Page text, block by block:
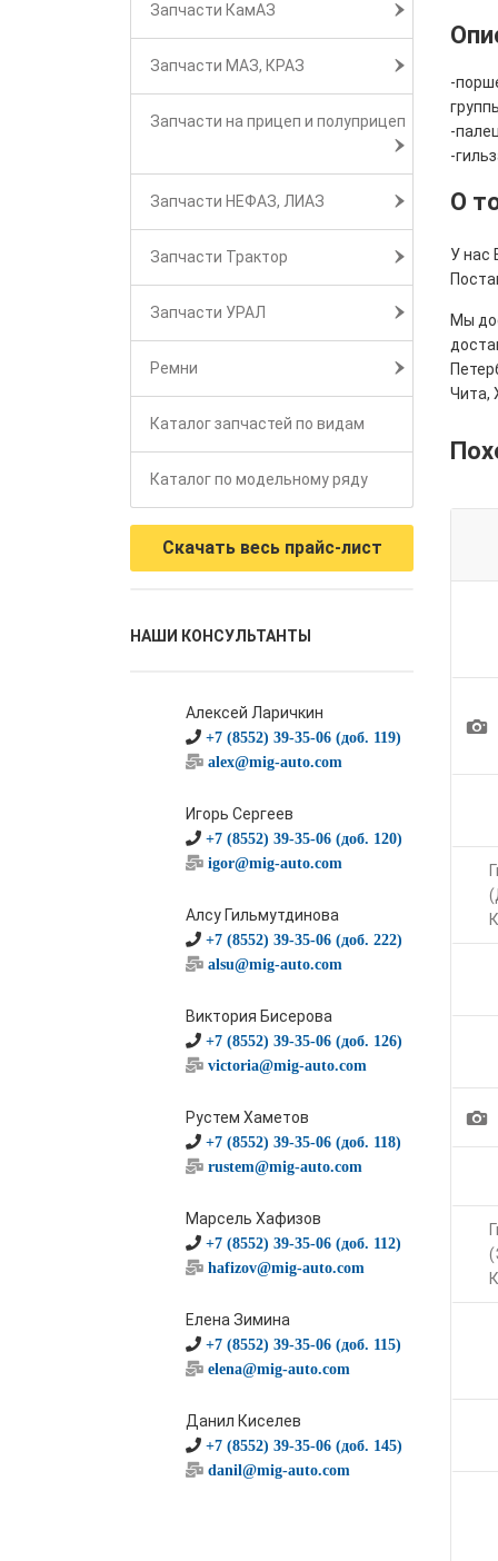
Запчасти КамАЗ
Запчасти МАЗ, КРАЗ
Запчасти на прицеп и полуприцеп
Запчасти НЕФАЗ, ЛИАЗ
Запчасти Трактор
Запчасти УРАЛ
Ремни
Каталог запчастей по видам
Каталог по модельному ряду
Скачать весь прайс-лист
НАШИ КОНСУЛЬТАНТЫ
Алексей Ларичкин
+7 (8552) 39-35-06 (доб. 119)
alex@mig-auto.com
Игорь Сергеев
+7 (8552) 39-35-06 (доб. 120)
igor@mig-auto.com
Алсу Гильмутдинова
+7 (8552) 39-35-06 (доб. 222)
alsu@mig-auto.com
Виктория Бисерова
+7 (8552) 39-35-06 (доб. 126)
victoria@mig-auto.com
Рустем Хаметов
+7 (8552) 39-35-06 (доб. 118)
rustem@mig-auto.com
Марсель Хафизов
+7 (8552) 39-35-06 (доб. 112)
hafizov@mig-auto.com
Елена Зимина
+7 (8552) 39-35-06 (доб. 115)
elena@mig-auto.com
Данил Киселев
+7 (8552) 39-35-06 (доб. 145)
danil@mig-auto.com
-
-
-
О
У нас
Мы
Чита,
1
1